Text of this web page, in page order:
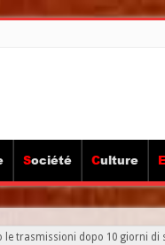
Société Culture
le trasmissioni dopo 10 giorni di